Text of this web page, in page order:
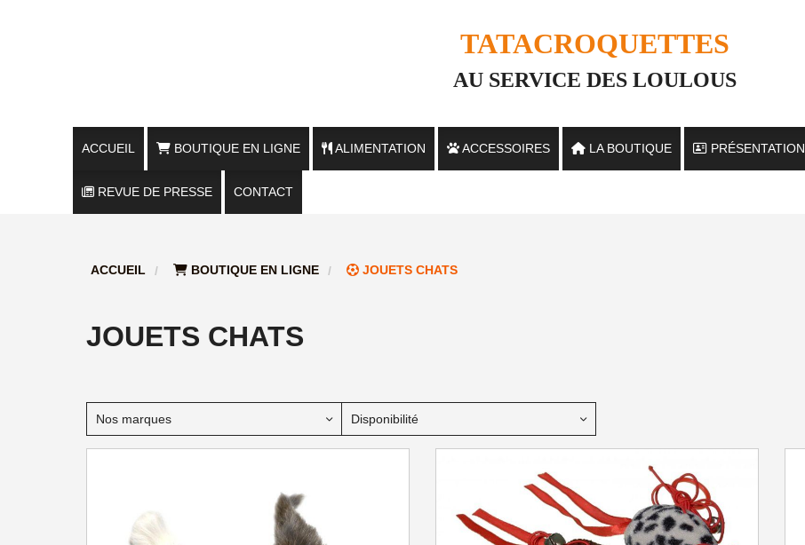
TATACROQUETTES
AU SERVICE DES LOULOUS
ACCUEIL BOUTIQUE EN LIGNE
FRIANDISES CHIENS / VRAC
FRIANDISES CHIENS / MASTICATION
JOUETS CHIENS
ALIMENTATION ACCESSOIRES LA BOUTIQUE PRÉSENTATION
REVUE DE PRESSE CONTACT
ACCUEIL BOUTIQUE EN LIGNE JOUETS CHATS
JOUETS CHATS
Nos marques Disponibilité